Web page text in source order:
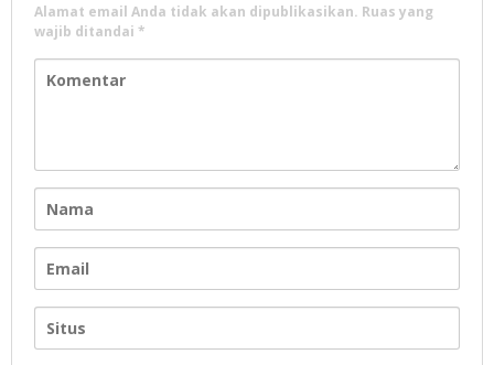
Alamat email Anda tidak akan dipublikasikan. Ruas yang
wajib ditandai *